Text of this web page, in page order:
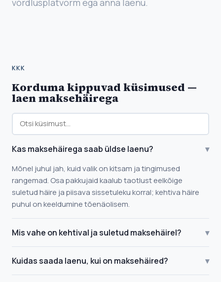
võrdlusplatvorm ega anna laenu.
KKK
Korduma kippuvad küsimused —
laen maksehäirega
Kas maksehäirega saab üldse laenu? ▾
Mõnel juhul jah, kuid valik on kitsam ja tingimused
rangemad. Osa pakkujaid kaalub taotlust eelkõige
suletud häire ja piisava sissetuleku korral; kehtiva häire
puhul on keeldumine tõenäolisem.
Mis vahe on kehtival ja suletud maksehäirel? ▾
Kuidas saada laenu, kui on maksehäired? ▾